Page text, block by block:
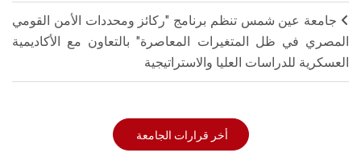
جامعة عين شمس تنظم برنامج "ركائز ومحددات الأمن القومي
المصري في ظل المتغيرات المعاصرة" بالتعاون مع الأكاديمية
العسكرية للدراسات العليا والاستراتيجية
أخر قرارات الجامعة